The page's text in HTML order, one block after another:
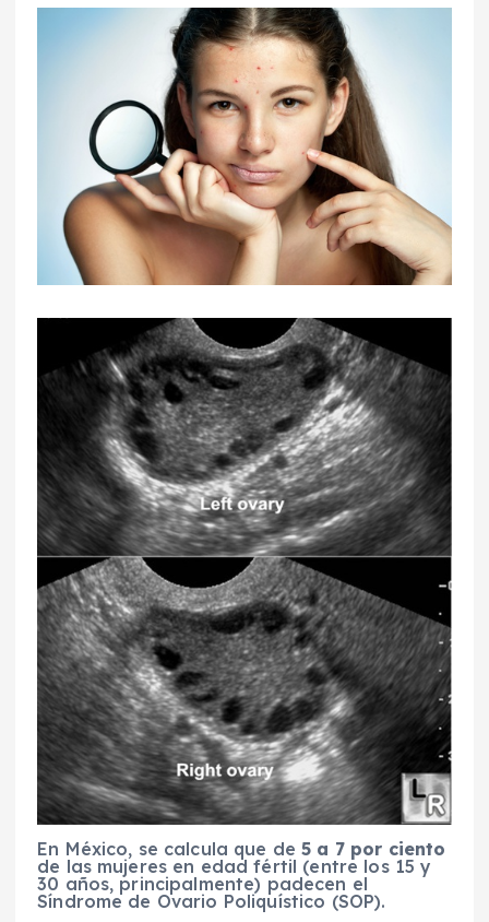
En México, se calcula que de5 a 7 por ciento
de las mujeres en edad fértil (entre los 15 y
30 años, principalmente) padecen el
Síndrome de Ovario Poliquístico (SOP).